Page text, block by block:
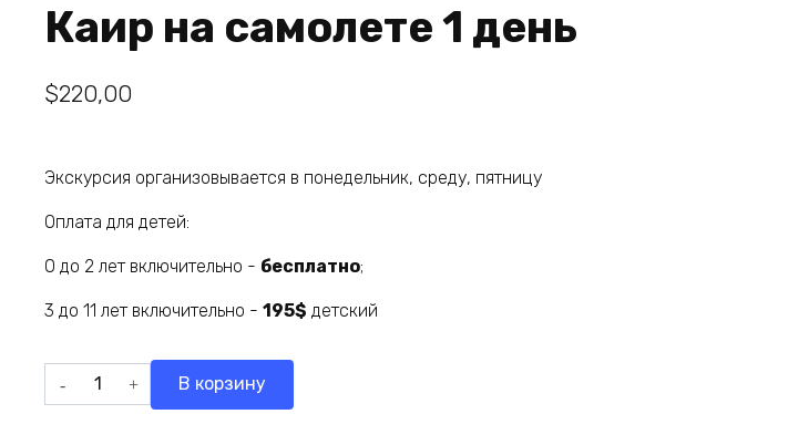
Каир на самолете 1 день
$220,00
Экскурсия организовывается в понедельник, среду, пятницу
Оплата для детей:
0 до 2 лет включительно - бесплатно;
3 до 11 лет включительно - 195$ детский
Количество
товара
В корзину